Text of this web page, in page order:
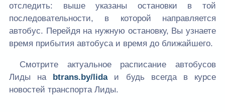
отследить: выше указаны остановки в той
последовательности, в которой направляется
автобус. Перейдя на нужную остановку, Вы узнаете
время прибытия автобуса и время до ближайшего.
Смотрите актуальное расписание автобусов
Лиды на btrans.by/lidaи будь всегда в курсе
новостей транспорта Лиды.